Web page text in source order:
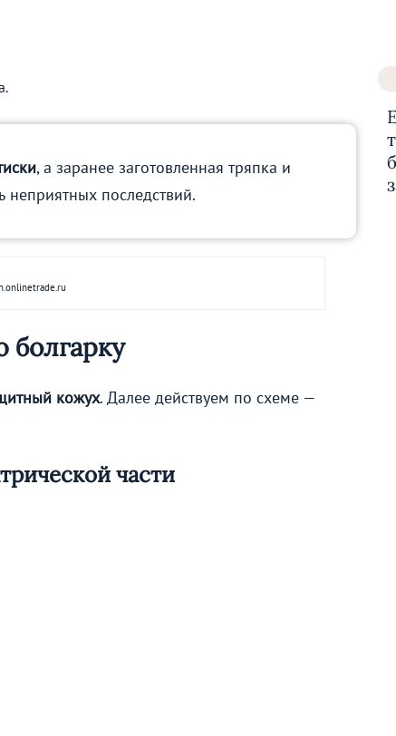
, а заранее заготовленная тряпка и
неприятных последствий.
болгарку
кожух. Далее действуем по схеме —
части